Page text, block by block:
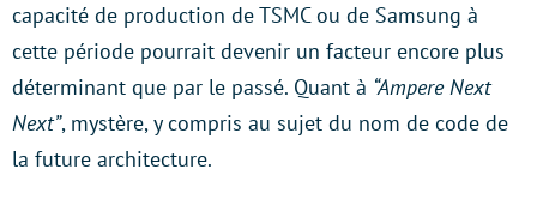
capacité de production de TSMC ou de Samsung à
cette période pourrait devenir un facteur encore plus
déterminant que par le passé. Quant à “Ampere Next
Next”, mystère, y compris au sujet du nom de code de
la future architecture.